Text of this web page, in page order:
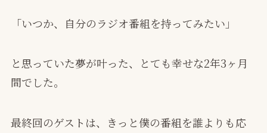
「いつか、自分のラジオ番組を持ってみたい」
と思っていた夢が叶った、とても幸せな2年3ヶ月
間でした。
最終回のゲストは、きっと僕の番組を誰よりも応